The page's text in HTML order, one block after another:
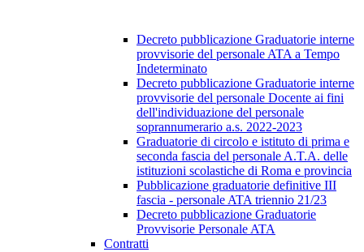
Decreto pubblicazione Graduatorie interne
provvisorie del personale ATA a Tempo
Indeterminato
Decreto pubblicazione Graduatorie interne
provvisorie del personale Docente ai fini
dell'individuazione del personale
soprannumerario a.s. 2022-2023
Graduatorie di circolo e istituto di prima e
seconda fascia del personale A.T.A. delle
istituzioni scolastiche di Roma e provincia
Pubblicazione graduatorie definitive III
fascia - personale ATA triennio 21/23
Decreto pubblicazione Graduatorie
Provvisorie Personale ATA
Contratti